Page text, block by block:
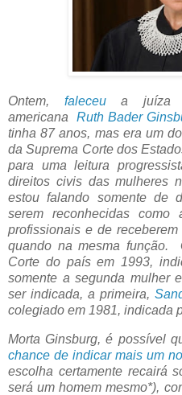
Ontem, faleceua juíza
americana Ruth Bader
tinha 87 anos, mas era um
da Suprema Corte dos
para uma leitura
direitos civis das mulheres
estou falando somente de
serem reconhecidas
profissionais e de
quando na mesma função.
Corte do país em 1993,
somente a segunda mulher
ser indicada, a primeira,
colegiado em 1981, indicada
Morta Ginsburg, é possível
chance de indicar mais um
escolha certamente recairá
será um homem mesmo*),